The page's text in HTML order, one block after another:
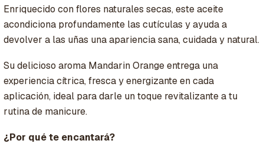
Enriquecido con flores naturales secas, este aceite
acondiciona profundamente las cutículas y ayuda a
devolver a las uñas una apariencia sana, cuidada y natural.
Su delicioso aroma Mandarin Orange entrega una
experiencia cítrica, fresca y energizante en cada
aplicación, ideal para darle un toque revitalizante a tu
rutina de manicure.
¿Por qué te encantará?